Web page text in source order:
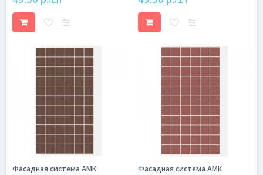
Фасадная система АМК
Фасадная система АМК